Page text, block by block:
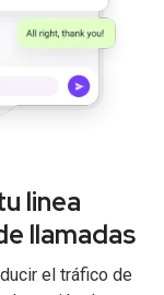
linea
llamadas
el tráfico de